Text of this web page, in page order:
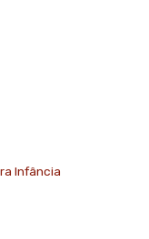
Infância